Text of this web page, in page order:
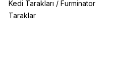
Kedi Tarakları / Furminator
Taraklar